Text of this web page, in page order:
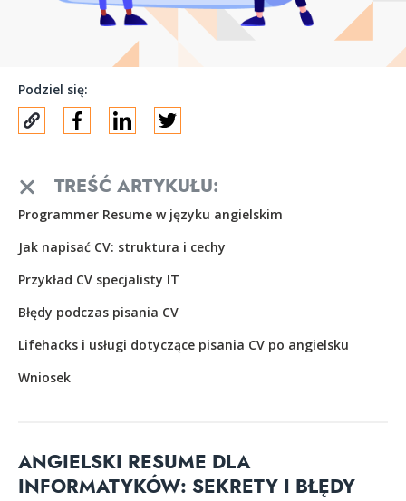
Podziel się:
ANGIELSKI RESUME DLA
INFORMATYKÓW: SEKRETY I BŁĘDY
TREŚĆ ARTYKUŁU:
Programmer Resume w języku angielskim
Jak napisać CV: struktura i cechy
Przykład CV specjalisty IT
Błędy podczas pisania CV
Lifehacks i usługi dotyczące pisania CV po angielsku
Wniosek